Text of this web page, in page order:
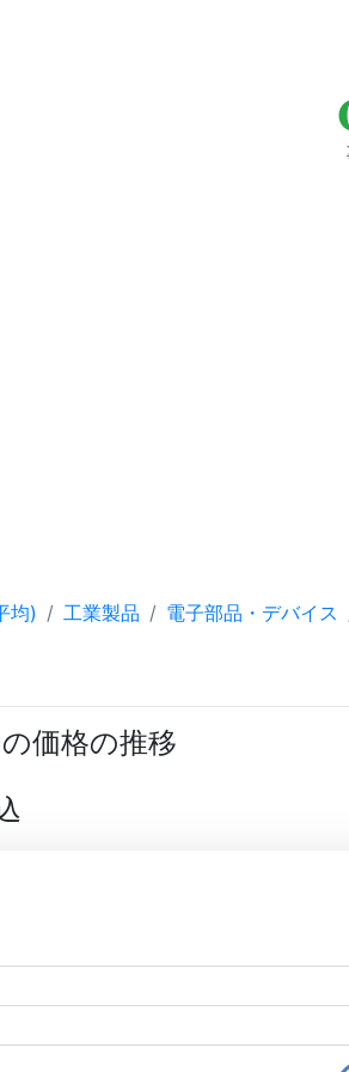
均) 工業製品 電子部品・デバイス
価格の推移